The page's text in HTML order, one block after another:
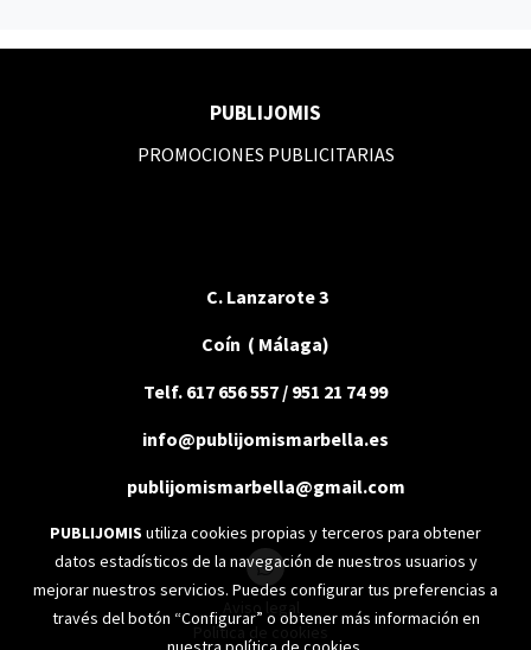
PUBLIJOMIS
PROMOCIONES PUBLICITARIAS
C. Lanzarote 3
Coín ( Málaga)
Telf. 617 656 557 / 951 21 74 99
info@publijomismarbella.es
publijomismarbella@gmail.com
Aviso legal
Política de cookies
PUBLIJOMIS utiliza cookies propias y terceros para obtener
datos estadísticos de la navegación de nuestros usuarios y
mejorar nuestros servicios. Puedes configurar tus preferencias a
través del botón “Configurar” o obtener más información en